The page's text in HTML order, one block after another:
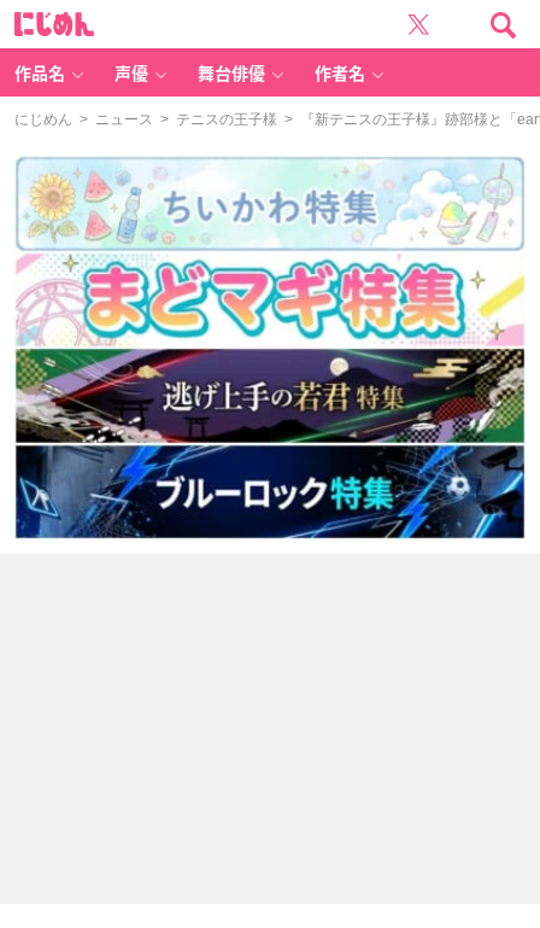
作品名 声優 舞台俳優 作者名
にじめん > ニュース > テニスの王子様 > 『新テニスの王子様』跡部様と「